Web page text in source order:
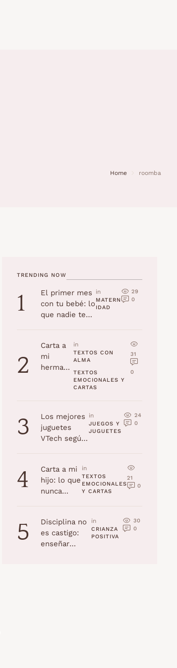
Home roomba
TRENDING NOW
1
El primer mes
con tu bebé: lo
que nadie te
in
MATERN
IDAD
29
0
2
Carta a
mi
hermana
in
TEXTOS CON
ALMA
TEXTOS
EMOCIONALES Y
CARTAS
31
0
3
Los mejores
juguetes
VTech según
2025)
in
JUEGOS Y
JUGUETES
24
0
4
Carta a mi
hijo: lo que
nunca
jamás
olvidaré
in
TEXTOS
EMOCIONALES
Y CARTAS
21
0
5
Disciplina no
es castigo:
enseñar
in
CRIANZA
POSITIVA
30
0